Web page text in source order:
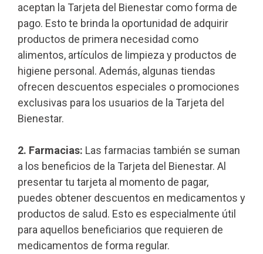
aceptan la Tarjeta del Bienestar como forma de
pago. Esto te brinda la oportunidad de adquirir
productos de primera necesidad como
alimentos, artículos de limpieza y productos de
higiene personal. Además, algunas tiendas
ofrecen descuentos especiales o promociones
exclusivas para los usuarios de la Tarjeta del
Bienestar.
2. Farmacias: Las farmacias también se suman
a los beneficios de la Tarjeta del Bienestar. Al
presentar tu tarjeta al momento de pagar,
puedes obtener descuentos en medicamentos y
productos de salud. Esto es especialmente útil
para aquellos beneficiarios que requieren de
medicamentos de forma regular.